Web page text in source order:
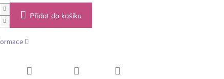
Přidat do košíku